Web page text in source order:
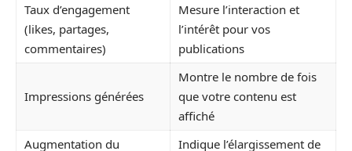
Taux d’engagement
(likes, partages,
commentaires)
Mesure l’interaction et
l’intérêt pour vos
publications
Impressions générées
Montre le nombre de fois
que votre contenu est
affiché
Augmentation du
Indique l’élargissement de